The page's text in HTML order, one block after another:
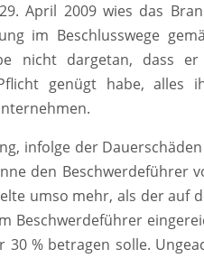
April 2009 wies das
im Beschlusswege
nicht dargetan, dass
genügt habe, alles
infolge der
den Beschwerdeführer
umso mehr, als der auf
Beschwerdeführer
30 % betragen solle.